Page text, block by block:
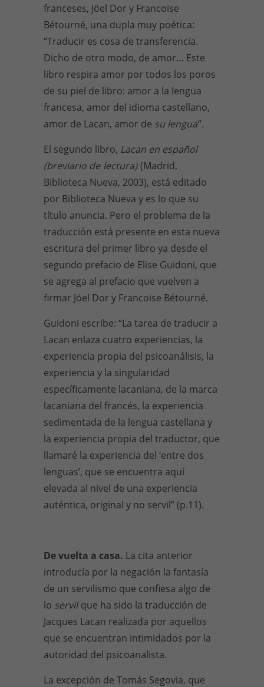
franceses, Jöel Dor y Francoise
Bétourné, una dupla muy poética:
“Traducir es cosa de transferencia.
Dicho de otro modo, de amor… Este
libro respira amor por todos los poros
de su piel de libro: amor a la lengua
francesa, amor del idioma castellano,
amor de Lacan, amor de su lengua”.
El segundo libro, Lacan en español
(breviario de lectura)(Madrid,
Biblioteca Nueva, 2003), está editado
por Biblioteca Nueva y es lo que su
título anuncia. Pero el problema de la
traducción está presente en esta nueva
escritura del primer libro ya desde el
segundo prefacio de Elise Guidoni, que
se agrega al prefacio que vuelven a
firmar Jöel Dor y Francoise Bétourné.
Guidoni escribe: “La tarea de traducir a
Lacan enlaza cuatro experiencias, la
experiencia propia del psicoanálisis, la
experiencia y la singularidad
específicamente lacaniana, de la marca
lacaniana del francés, la experiencia
sedimentada de la lengua castellana y
la experiencia propia del traductor, que
llamaré la experiencia del ‘entre dos
lenguas’, que se encuentra aquí
elevada al nivel de una experiencia
auténtica, original y no servil” (p.11).
De vuelta a casa. La cita anterior
introducía por la negación la fantasía
de un servilismo que confiesa algo de
lo servilque ha sido la traducción de
Jacques Lacan realizada por aquellos
que se encuentran intimidados por la
autoridad del psicoanalista.
La excepción de Tomás Segovia, que